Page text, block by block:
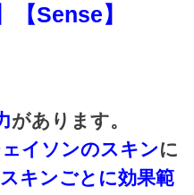
【Sense】
があります。
イソンのスキンに
スキンごとに効果範